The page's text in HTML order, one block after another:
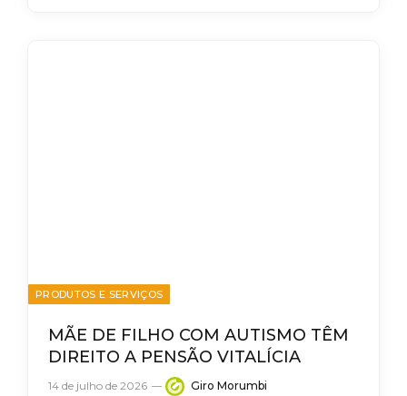
PRODUTOS E SERVIÇOS
MÃE DE FILHO COM AUTISMO TÊM
DIREITO A PENSÃO VITALÍCIA
14 de julho de 2026 Giro Morumbi